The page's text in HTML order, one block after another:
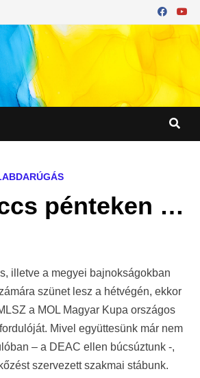
pénteken …
illetve a megyei bajnokságokban
szünet lesz a hétvégén, ekkor
a MOL Magyar Kupa országos
Mivel együttesünk már nem
– a DEAC ellen búcsúztunk -,
szervezett szakmai stábunk.